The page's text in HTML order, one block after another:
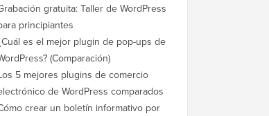
gratuita: Taller de WordPress
principiantes
es el mejor plugin de pop-ups de
(Comparación)
5 mejores plugins de comercio
de WordPress comparados
crear un boletín informativo por